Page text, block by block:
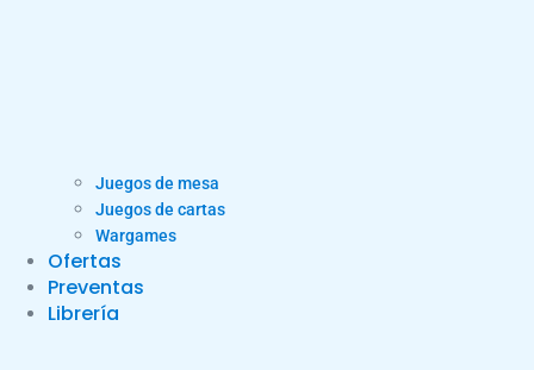
Juegos de mesa
Juegos de cartas
Wargames
Ofertas
Preventas
Librería